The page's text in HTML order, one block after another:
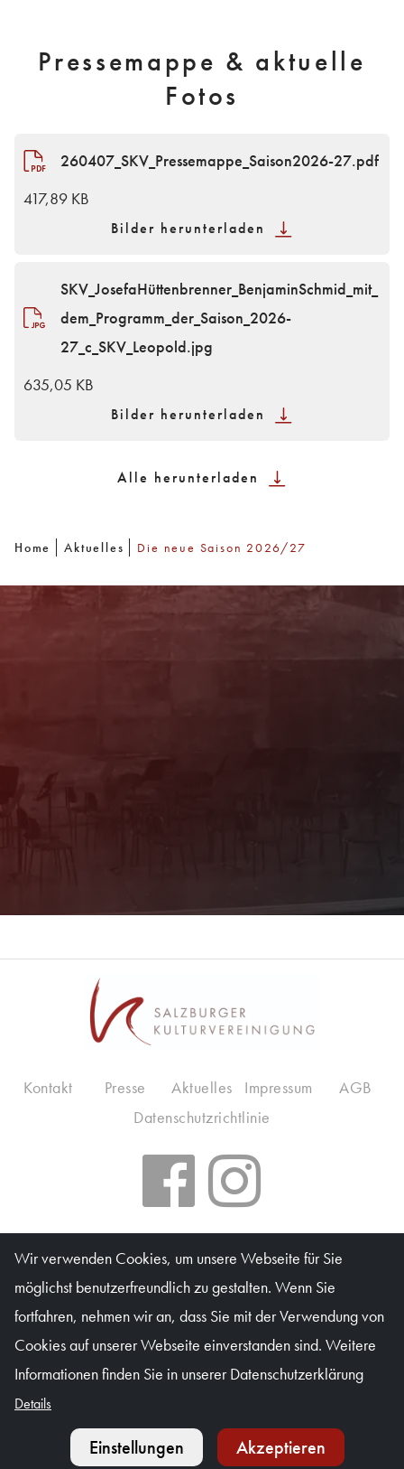
Pressemappe & aktuelle
Fotos
260407_SKV_Pressemappe_Saison2026-27.pdf
417,89 KB
Bilder herunterladen
SKV_JosefaHüttenbrenner_BenjaminSchmid_mit_
dem_Programm_der_Saison_2026-
27_c_SKV_Leopold.jpg
635,05 KB
Bilder herunterladen
Alle herunterladen
Home Aktuelles Die neue Saison 2026/27
Kalender Tickets
Salzburger Kulturvereinigung
Kartenbüro: Mo & Do 10–16 Uhr, Di, Mi, Fr 10–13 Uhr
Waagplatz 1a (Trakl-Haus), 5020 Salzburg
© Salzburger Kulturvereinigung 2026
Kontakt Presse Aktuelles Impressum
AGB
Datenschutzrichtlinie
Wir verwenden Cookies, um unsere Webseite für Sie
möglichst benutzerfreundlich zu gestalten. Wenn Sie
fortfahren, nehmen wir an, dass Sie mit der Verwendung von
Cookies auf unserer Webseite einverstanden sind. Weitere
Informationen finden Sie in unserer Datenschutzerklärung
Details
Einstellungen Akzeptieren